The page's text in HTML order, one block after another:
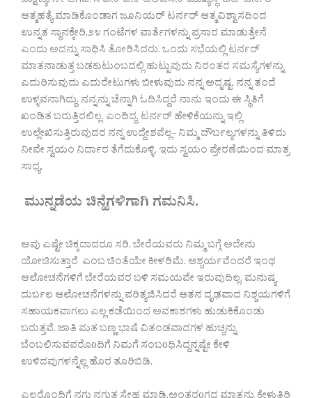
ಆತ್ಮಹತ್ಯೆ ಮಾಡಿಕೊಂಡಾಗ ಜೂನಿಯರ್ ಟರ್ನರ್ ಆತ್ಮವಿಶ್ವಾಸದಿಂದ
ಉನ್ನತ ಸ್ಥಾನಕ್ಕೇರಿ,೨೪ ಗಂಟೆಗಳ ವಾರ್ತೆಗಳನ್ನು ಪ್ರಸಾರ ಮಾಡುತ್ತೇನೆ
ಎಂದು ಅದನ್ನು ಸಾಧಿಸಿ ತೋರಿಸಿದರು. ಒಂದು ಸಭೆಯಲ್ಲಿ ಟರ್ನರ್
ಮಾತನಾಡುತ್ತ ಬಡಕುಟುಂಬದಲ್ಲಿ ಹುಟ್ಟುವುದು ನಿರಂತರ ಸಮಸ್ಯೆಗಳನ್ನು
ಎದುರಿಸುವುದು ಎದುರೇಟುಗಳು ಬೀಳುವುದು ನನ್ನ ಅದೃಷ್ಟ. ನನ್ನ ತಂದೆ
ಉಳ್ಳವನಾಗಿದ್ದು. ನನ್ನನ್ನು ಚೆನ್ನಾಗಿ ಓದಿಸಿದ್ದರೆ ನಾನು ಇಂದು ಈ ಸ್ಥಿತಿಗೆ
ಖಂಡಿತ ಬರುತ್ತಿರಲಿಲ್ಲ. ಎಂದಿದ್ದ. ಟರ್ನರ್ ಹೇಳಿಕೆಯನ್ನು ಇಲ್ಲಿ
ಉಲ್ಲೇಖಿಸುತ್ತಿರುವುದರ ನನ್ನ ಉದ್ದೇಶವೆಲ್ಲ- ನಿಮ್ಮ ದೌರ್ಬಲ್ಯಗಳನ್ನು ತಿಳಿದು
ನೀವೇ ಸ್ವಯಂ ನಿರ್ದಾರ ತೆಗೆದುಕೊಳ್ಳಿ. ಇದು ಸ್ವಯಂ ಪ್ರೇರಣೆಯಿಂದ ಮಾತ್ರ
ಸಾಧ್ಯ.
ಮುನ್ನಡೆಯ ಚಿನ್ಹೆಗಳಿಗಾಗಿ ಗಮನಿಸಿ.
ಅವು ಎಷ್ಟೇ ಚಿಕ್ಕದಾದರೂ ಸರಿ. ಬೇರೆಯವರು ನಿಮ್ಮ ಬಗ್ಗೆ ಅದೇನು
ಯೋಚಿಸುತ್ತಾರೆ ಎಂಬ ಚಿಂತೆಯೇ ಕೀಳರಿಮೆ. ಆಶ್ಚರ್ಯವೆಂದರೆ ಇಂಥ
ಆಲೋಚನೆಗಳಿಗೆ ಬೇರೆಯವರ ಬಳಿ ಸಮಯವೇ ಇರುವುದಿಲ್ಲ. ಮನುಷ್ಯ
ದುರ್ಬಲ ಆಲೋಚನೆಗಳನ್ನು ಪರಿತ್ಯಜಿಸಿದರೆ ಆತನ ದೃಢವಾದ ನಿಶ್ಚಯಗಳಿಗೆ
ಸಹಾಯಕವಾಗಲು ಎಲ್ಲ ಕಡೆಯಿಂದ ಅವಕಾಶಗಳು ಹುಡುಕಿಕೊಂಡು
ಬರುತ್ತವೆ. ಜಾತಿ ಮತ ಬಣ್ಣ ಭಾಷೆ ವಿತಂಡವಾದಗಳ ಹುಚ್ಚನ್ನು
ಬೆಂಬಲಿಸುವವರೊoದಿಗೆ ನಿಮಗೆ ಸಂಬoಧಿಸಿದ್ದನ್ನಷ್ಟೇ ಕೇಳಿ
ಉಳಿದವುಗಳನ್ನೆಲ್ಲ ಹೊರ ತೂರಿಬಿಡಿ.